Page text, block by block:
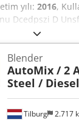
yılı: 2016,
Dcedpszi D
Tilburg 2.717
Blender
AutoMix / 2
Steel /